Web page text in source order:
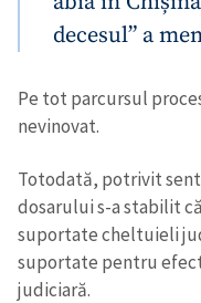
in English
decesul” a
Pe tot parcursul
nevinovat.
Totodată, potrivit
dosarului s-a stabilit
suportate cheltuieli
suportate pentru
judiciară.